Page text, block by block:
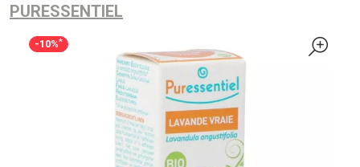
PURESSENTIEL
-10%*